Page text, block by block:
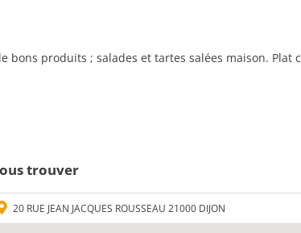
bons produits ; salades et tartes salées maison. Plat
trouver
20 RUE JEAN JACQUES ROUSSEAU 21000 DIJON